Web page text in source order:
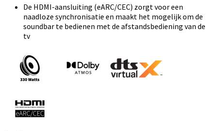
De HDMI-aansluiting (eARC/CEC) zorgt voor een
naadloze synchronisatie en maakt het mogelijk om de
soundbar te bedienen met de afstandsbediening van de
tv